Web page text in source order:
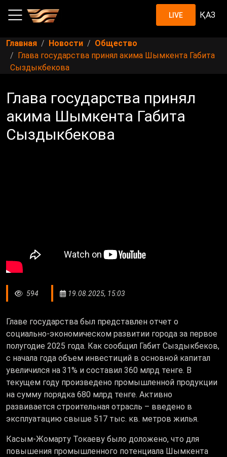
LIVE ҚАЗ
Главная Новости
Общество
Глава государства принял акима Шымкента Габита
Сыздыкбекова
Глава государства принял
акима Шымкента Габита
Сыздыкбекова
594 19.08.2025, 15:03
Главе государства был представлен отчет о
социально-экономическом развитии города за первое
полугодие 2025 года. Как сообщил Габит Сыздыкбеков,
с начала года объем инвестиций в основной капитал
увеличился на 31% и составил 360 млрд тенге. В
текущем году произведено промышленной продукции
на сумму порядка 680 млрд тенге. Активно
развивается строительная отрасль – введено в
эксплуатацию свыше 517 тыс. кв. метров жилья.
Касым-Жомарту Токаеву было доложено, что для
повышения промышленного потенциала Шымкента